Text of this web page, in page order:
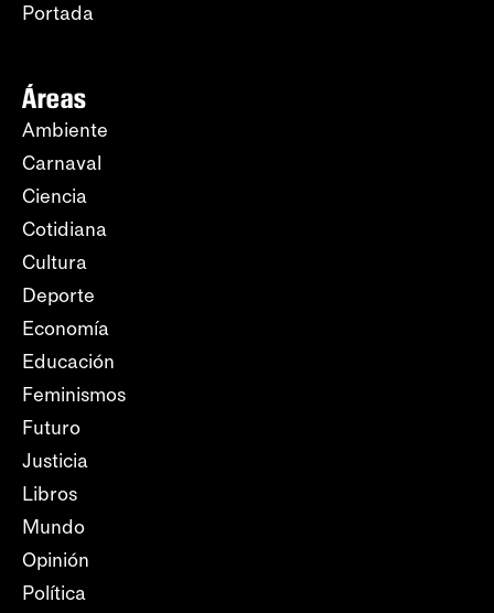
Portada
Áreas
Ambiente
Carnaval
Ciencia
Cotidiana
Cultura
Deporte
Economía
Educación
Feminismos
Futuro
Justicia
Libros
Mundo
Opinión
Política